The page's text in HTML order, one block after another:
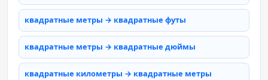
квадратные метры → квадратные футы
квадратные метры → квадратные дюймы
квадратные километры → квадратные метры